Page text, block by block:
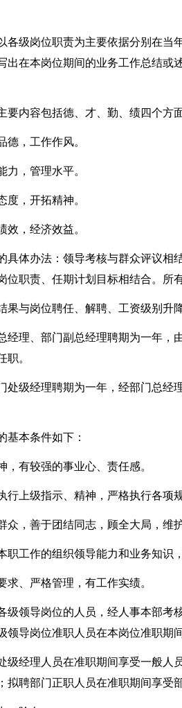
各级岗位职责为主要依据分别在当
出在本岗位期间的业务工作总结
要内容包括德、才、勤、绩四个方
德，工作作风。
力，管理水平。
度，开拓精神。
效，经济效益。
具体办法：领导考核与群众评议相
位职责、任期计划目标相结合。所
果与岗位聘任、解聘、工资级别升
经理、部门副总经理聘期为一年，
职。
处级经理聘期为一年，经部门总经
基本条件如下：
，有较强的事业心、责任感。
行上级指示、精神，严格执行各项
众，善于团结同志，顾全大局，维
职工作的组织领导能力和业务知识
求、严格管理，有工作实绩。
级领导岗位的人员，经人事本部考
领导岗位准职人员在本岗位准职期
级经理人员在准职期间享受一般人
拟聘部门正职人员在准职期间享受